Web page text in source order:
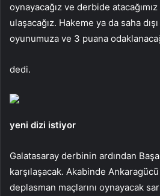
oynayacağız ve derbide
ulaşacağız. Hakeme ya da saha
oyunumuza ve 3 puana
dedi.
yeni dizi istiyor
Galatasaray derbinin ardından
karşılaşacak. Akabinde
deplasman maçlarını oynayacak